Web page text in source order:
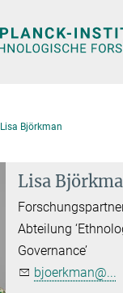
Lisa Björkman
Lisa
Abteilung
Governance’
bjoerkman@...